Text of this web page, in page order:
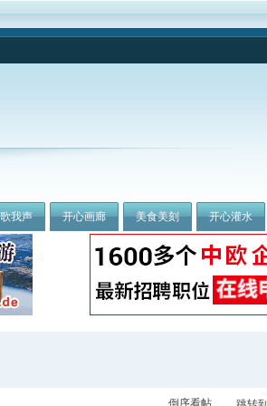
我声 开心画廊 美食美刻 开心灌水
倒序看帖